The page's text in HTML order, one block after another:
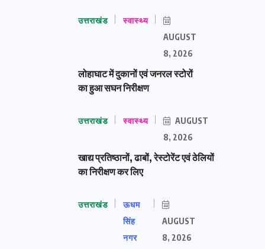
उत्तराखंड स्वास्थ्य
AUGUST
8, 2026
लोहाघाट में दुकानों एवं जनरल स्टोरों
का हुआ सघन निरीक्षण
उत्तराखंड स्वास्थ्य
AUGUST
8, 2026
खाद्य प्रतिष्ठानों, ढाबों, रेस्टोरेंट एवं ठेलियों
का निरीक्षण कर लिए
उत्तराखंड
ऊधम
सिंह
नगर
AUGUST
8, 2026